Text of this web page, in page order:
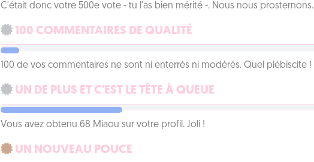
C'était donc votre 500e vote - tu l'as bien mérité -. Nous nous prosternons.
100 COMMENTAIRES DE QUALITÉ
100 de vos commentaires ne sont ni enterrés ni modérés. Quel plébiscite !
UN DE PLUS ET C'EST LE TÊTE À QUEUE
Vous avez obtenu 68 Miaou sur votre profil. Joli !
UN NOUVEAU POUCE